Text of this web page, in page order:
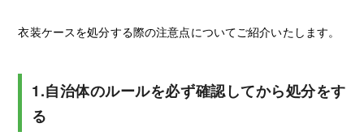
衣装ケースを処分する際の注意点についてご紹介いたします。
1.自治体のルールを必ず確認してから処分をす
る